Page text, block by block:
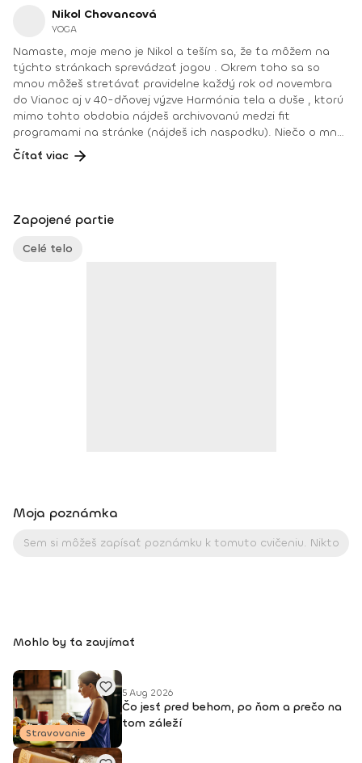
Nikol Chovancová
YOGA
Namaste, moje meno je Nikol a teším sa, že ťa môžem na
týchto stránkach sprevádzať jogou . Okrem toho sa so
mnou môžeš stretávať pravidelne každý rok od novembra
do Vianoc aj v 40-dňovej výzve Harmónia tela a duše , ktorú
mimo tohto obdobia nájdeš archivovanú medzi fit
programami na stránke (nájdeš ich naspodku). Niečo o mne.
Od detstva som sa venovala rôznym druhom pohybu, najmä
tancu, pri ktorom som cítila slobodu a radosť. Neskôr som
z pohybu, uvoľnenie tela a mysle, spojenie so sebou
a odpovede na hlbšie otázky. Joge sa aktívne venujem od
roku 2008. Najväčšou odmenou je pre mňau učiť ľudí a vidieť
Čítať viac
Zapojené partie
Celé telo
Moja poznámka
Mohlo by ťa zaujímať
Stravovanie
5 Aug 2026
Čo jesť pred behom, po ňom a prečo na
tom záleží